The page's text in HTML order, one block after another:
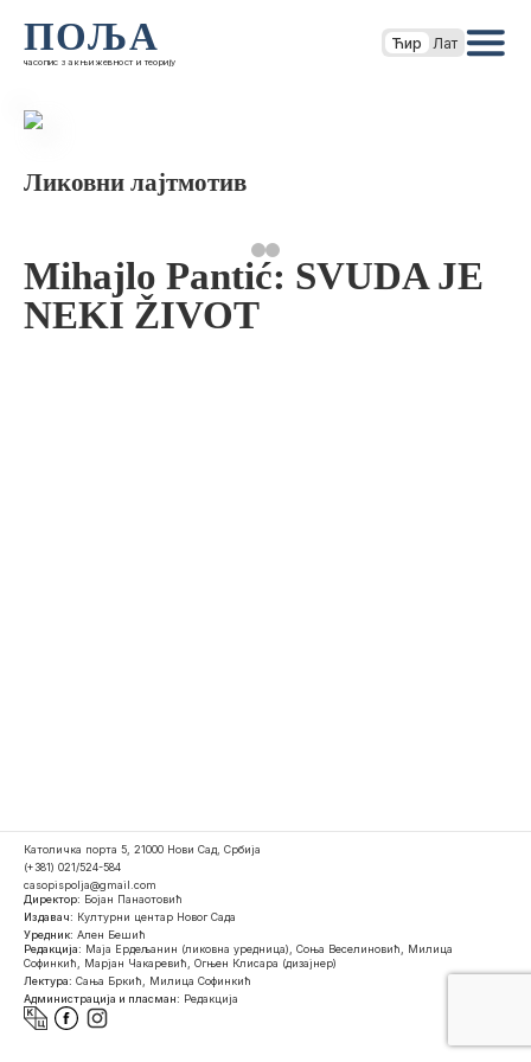
ПОЉА
часопис за књижевност и теорију
Ћир Лат
Ликовни лајтмотив
Mihajlo Pantić: SVUDA JE
NEKI ŽIVOT
Католичка порта 5, 21000 Нови Сад, Србија
(+381) 021/524-584
casopispolja@gmail.com
Директор: Бојан Панаотовић
Издавач: Културни центар Новог Сада
Уредник: Ален Бешић
Редакција: Маја Ердељанин (ликовна уредница), Соња Веселиновић, Милица
Софинкић, Марјан Чакаревић, Огњен Клисара (дизајнер)
Лектура: Сања Бркић, Милица Софинкић
Администрација и пласман: Редакција